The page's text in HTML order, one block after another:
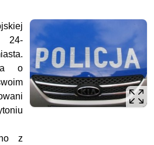
24-
o
z